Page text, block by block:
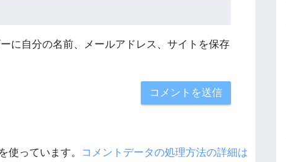
に自分の名前、メールアドレス、サイトを保存
使っています。 コメントデータの処理方法の詳細は